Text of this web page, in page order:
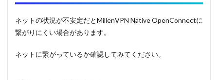
ネットの状況が不安定だとMillenVPN Native OpenConnectに
繋がりにくい場合があります。
ネットに繋がっているか確認してみてください。